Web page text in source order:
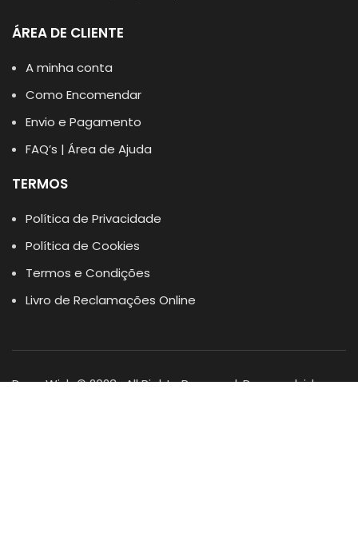
ÁREA DE CLIENTE
A minha conta
Como Encomendar
Envio e Pagamento
FAQ’s | Área de Ajuda
TERMOS
Política de Privacidade
Política de Cookies
Termos e Condições
Livro de Reclamações Online
Dogs Wish © 2023 . All Rights Reserved. Desenvolvido por